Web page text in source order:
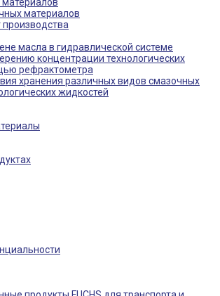
материалов
производства
масла в гидравлической системе
концентрации технологических
рефрактометра
хранения различных видов смазочных
жидкостей